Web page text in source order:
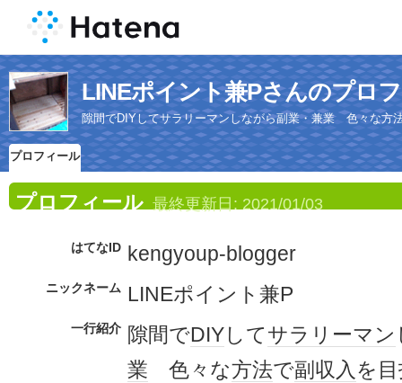
LINEポイント兼Pさんのプロ
隙間でDIYしてサラリーマンしながら副業・兼業 色々な方
プロフィール
プロフィール 最終更新日: 2021/01/03
はてなID kengyoup-blogger
ニックネーム LINEポイント兼P
一行紹介 隙間でDIYしてサラリーマン
業 色々な方法で副収入を